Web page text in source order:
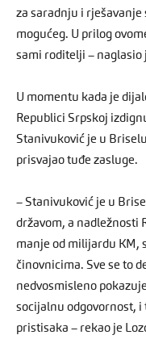
za saradnju i
mogućeg. U prilog
sami roditelji – naglasio
U momentu kada je
Republici Srpskoj
Stanivuković je u
prisvajao tuđe zasluge.
– Stanivuković je u
državom, a nadležnosti
manje od milijardu KM,
činovnicima. Sve se to
nedvosmisleno
socijalnu odgovornost,
pristisaka – rekao je